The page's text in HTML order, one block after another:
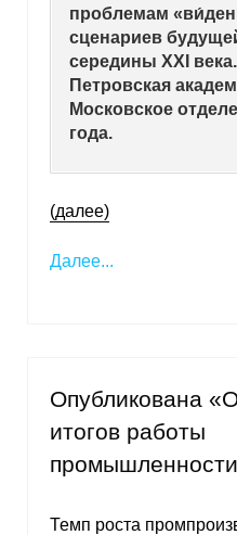
Кафедра МАДИ
Аспирантура
Об аспирантуре
О совете
Материалы
проблемам
сценариев
середины XXI века.
Петровская
Московское
года.
(далее)
Далее...
Опубликована
итогов работы
Темп роста